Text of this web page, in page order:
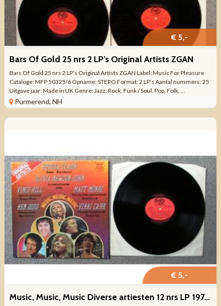
€ 5,-
Bars Of Gold 25 nrs 2 LP’s Original Artists ZGAN
Bars Of Gold 25 nrs 2 LP’s Original Artists ZGAN Label: Music For Pleasure
Cataloge: MFP 50325/6 Opname: STERO Format: 2 LP’s Aantal nummers: 25
Uitgave jaar: Made in UK Genre: Jazz, Rock, Funk / Soul, Pop, Folk, ...
Purmerend, NH
€ 5,-
Music, Music, Music Diverse artiesten 12 nrs LP 1974 ZGAN